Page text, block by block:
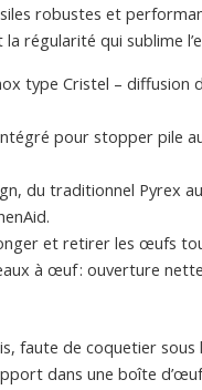
robustes et
la régularité qui sublime
type Cristel – diffusion
pour stopper pile
du traditionnel Pyrex au
et retirer les œufs
à œuf : ouverture
faute de coquetier sous
dans une boîte